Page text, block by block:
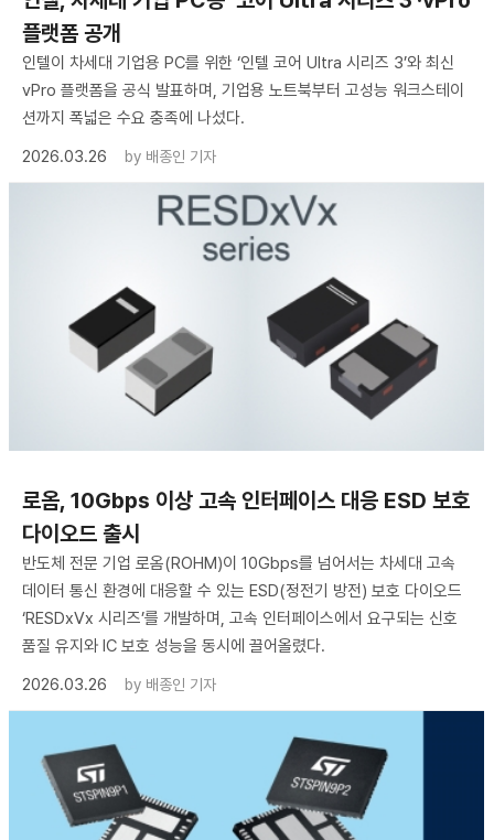
플랫폼 공개
인텔이 차세대 기업용 PC를 위한 ‘인텔 코어 Ultra 시리즈 3’와 최신
vPro 플랫폼을 공식 발표하며, 기업용 노트북부터 고성능 워크스테이
션까지 폭넓은 수요 충족에 나섰다.
2026.03.26
by 배종인 기자
로옴, 10Gbps 이상 고속 인터페이스 대응 ESD 보호
다이오드 출시
반도체 전문 기업 로옴(ROHM)이 10Gbps를 넘어서는 차세대 고속
데이터 통신 환경에 대응할 수 있는 ESD(정전기 방전) 보호 다이오드
‘RESDxVx 시리즈’를 개발하며, 고속 인터페이스에서 요구되는 신호
품질 유지와 IC 보호 성능을 동시에 끌어올렸다.
2026.03.26
by 배종인 기자